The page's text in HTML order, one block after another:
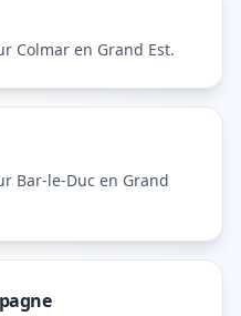
Colmar en Grand Est.
Bar-le-Duc en Grand